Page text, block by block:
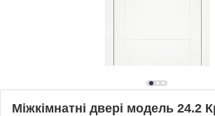
Міжкімнатні двері модель 24.2